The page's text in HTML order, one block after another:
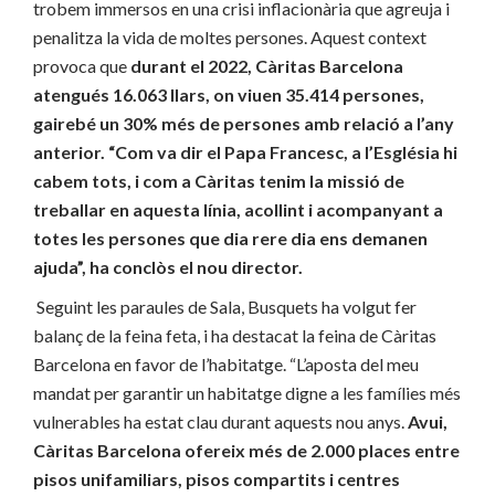
trobem immersos en una crisi inflacionària que agreuja i
penalitza la vida de moltes persones. Aquest context
provoca que durant el 2022, Càritas Barcelona
atengués 16.063 llars, on viuen 35.414 persones,
gairebé un 30% més de persones amb relació a l’any
anterior. “Com va dir el Papa Francesc, a l’Església hi
cabem tots, i com a Càritas tenim la missió de
treballar en aquesta línia, acollint i acompanyant a
totes les persones que dia rere dia ens demanen
ajuda”, ha conclòs el nou director.
Seguint les paraules de Sala, Busquets ha volgut fer
balanç de la feina feta, i ha destacat la feina de Càritas
Barcelona en favor de l’habitatge. “L’aposta del meu
mandat per garantir un habitatge digne a les famílies més
vulnerables ha estat clau durant aquests nou anys.Avui,
Càritas Barcelona ofereix més de 2.000 places entre
pisos unifamiliars, pisos compartits i centres